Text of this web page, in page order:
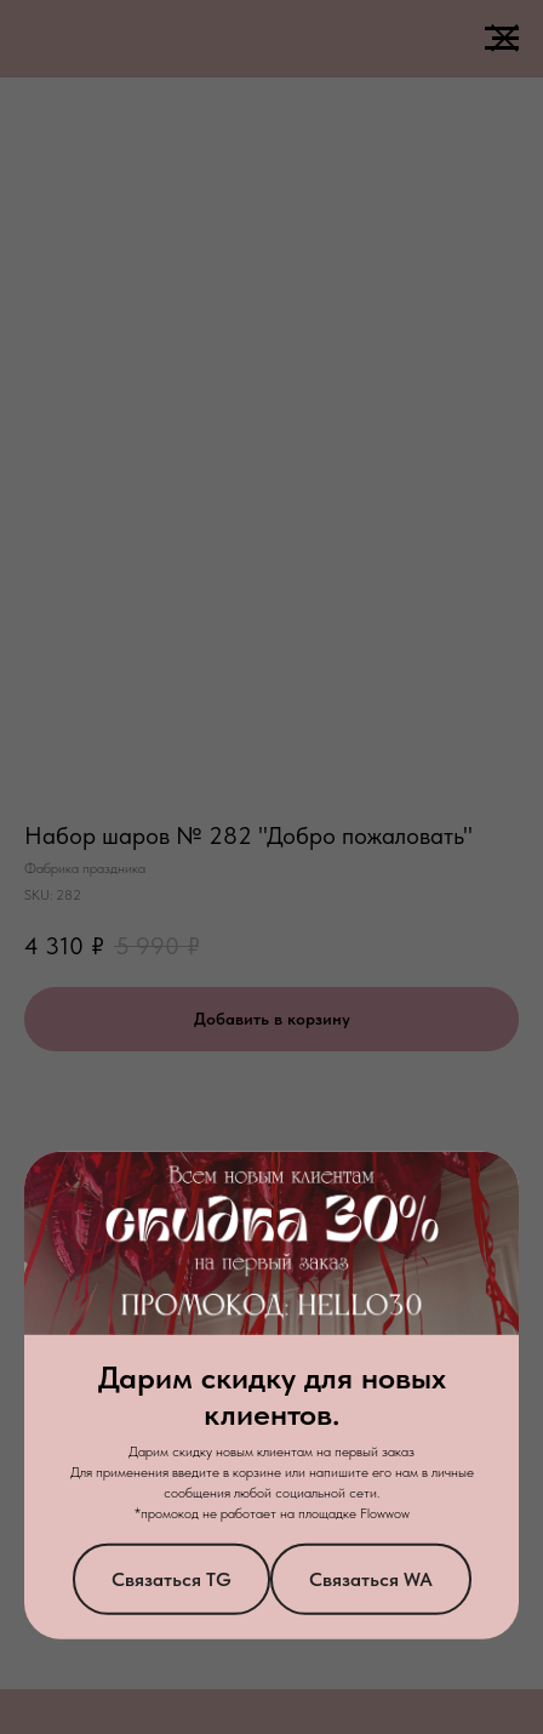
Дарим скидку для новых
клиентов.
Дарим скидку новым клиентам на первый заказ
Для применения введите в корзине или напишите его нам в личные
сообщения любой социальной сети.
*промокод не работает на площадке Flowwow
Связаться TG Связаться WA
Набор шаров № 282 "Добро пожаловать"
Фабрика праздника
SKU: 282
4 310 ₽ 5 990 ₽
Добавить в корзину
+7
Я даю согласие на обработку персональных данных
политикой конфиденциальности
Заказать звонок